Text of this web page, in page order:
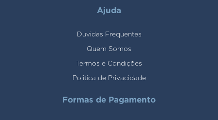
Ajuda
Duvidas Frequentes
Quem Somos
Termos e Condições
Politica de Privacidade
Formas de Pagamento